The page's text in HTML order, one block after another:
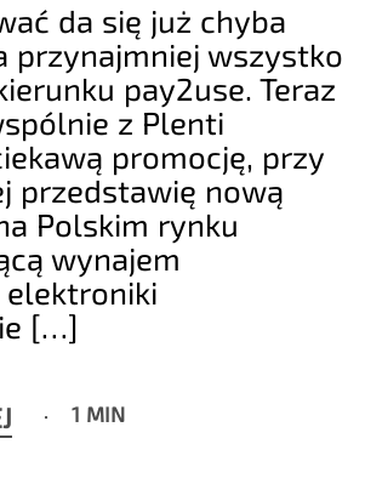
da się już chyba
przynajmniej wszystko
pay2use. Teraz
z Plenti
promocję, przy
przedstawię nową
Polskim rynku
wynajem
elektroniki
[…]
1 MIN